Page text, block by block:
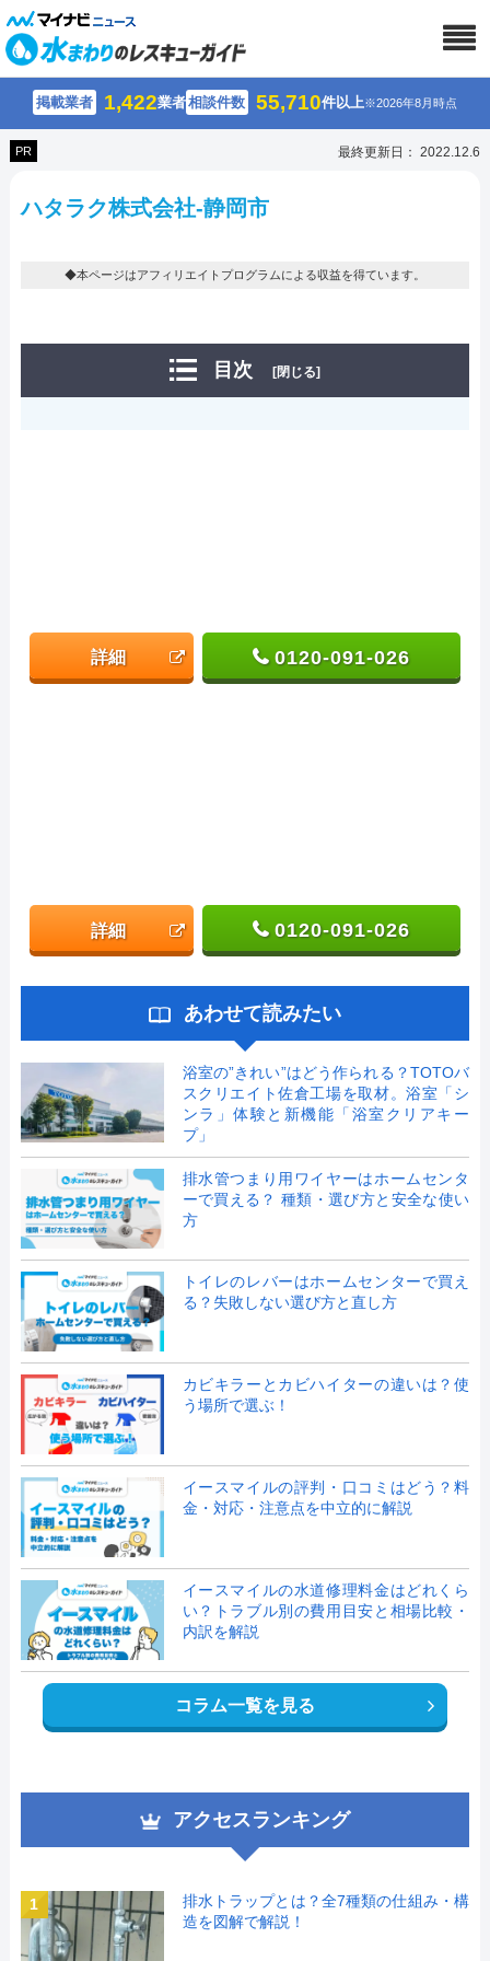
掲載業者 1,422業者相談件数 55,710件以上※2026年8月時点
PR 最終更新日： 2022.12.6
ハタラク株式会社-静岡市
◆本ページはアフィリエイトプログラムによる収益を得ています。
目次 [閉じる]
詳細 0120-091-026
詳細 0120-091-026
あわせて読みたい
浴室の”きれい”はどう作られる？TOTOバ
スクリエイト佐倉工場を取材。浴室「シ
ンラ」体験と新機能「浴室クリアキー
プ」
排水管つまり用ワイヤーはホームセンタ
ーで買える？ 種類・選び方と安全な使い
方
トイレのレバーはホームセンターで買え
る？失敗しない選び方と直し方
カビキラーとカビハイターの違いは？使
う場所で選ぶ！
イースマイルの評判・口コミはどう？料
金・対応・注意点を中立的に解説
イースマイルの水道修理料金はどれくら
い？トラブル別の費用目安と相場比較・
内訳を解説
コラム一覧を見る
アクセスランキング
1
排水トラップとは？全7種類の仕組み・構
造を図解で解説！